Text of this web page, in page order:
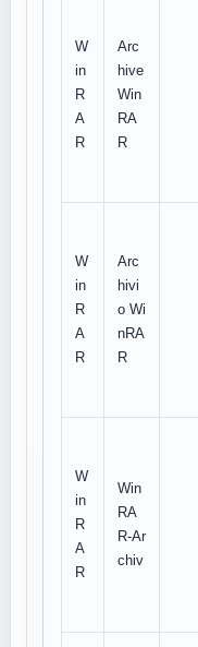
W
in
R
A
R
Arc
hive
Win
RA
R
W
in
R
A
R
Arc
hivi
o Wi
nRA
R
W
in
R
A
R
Win
RA
R-Ar
chiv